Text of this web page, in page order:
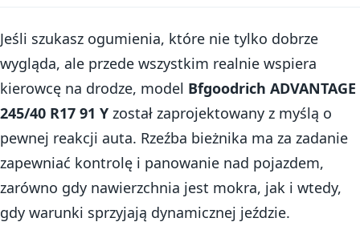
Jeśli szukasz ogumienia, które nie tylko dobrze
wygląda, ale przede wszystkim realnie wspiera
kierowcę na drodze, model Bfgoodrich ADVANTAGE
245/40 R17 91 Y został zaprojektowany z myślą o
pewnej reakcji auta. Rzeźba bieżnika ma za zadanie
zapewniać kontrolę i panowanie nad pojazdem,
zarówno gdy nawierzchnia jest mokra, jak i wtedy,
gdy warunki sprzyjają dynamicznej jeździe.